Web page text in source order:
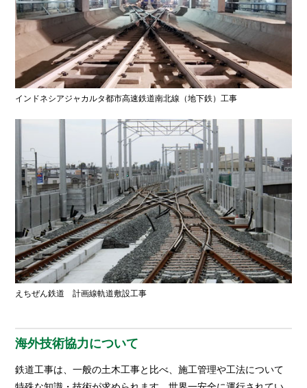
インドネシアジャカルタ都市高速鉄道南北線（地下鉄）工事
えちぜん鉄道 計画線軌道敷設工事
海外技術協力について
鉄道工事は、一般の土木工事と比べ、施工管理や工法について